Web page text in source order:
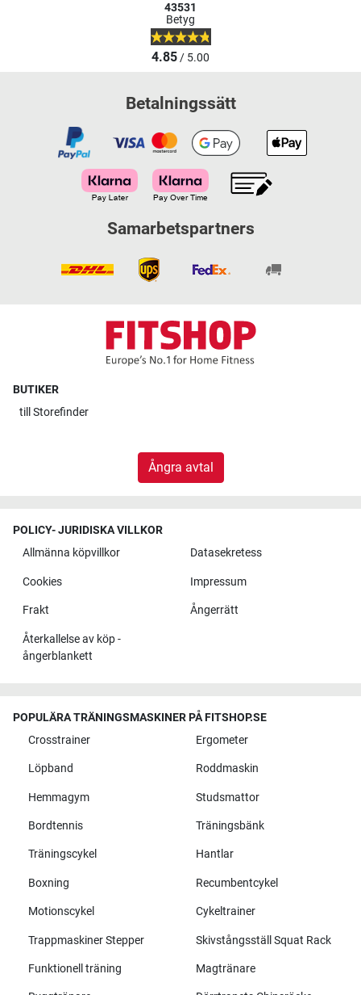
43531
Betyg
4.85/ 5.00
Betalningssätt
Samarbetspartners
BUTIKER
till Storefinder
Ångra avtal
POLICY- JURIDISKA VILLKOR
Allmänna köpvillkor
Datasekretess
Cookies Impressum
Frakt Ångerrätt
Återkallelse av köp -
ångerblankett
POPULÄRA TRÄNINGSMASKINER PÅ FITSHOP.SE
Crosstrainer
Ergometer
Löpband Roddmaskin
Hemmagym Studsmattor
Bordtennis Träningsbänk
Träningscykel Hantlar
Boxning Recumbentcykel
Motionscykel Cykeltrainer
Trappmaskiner Stepper Skivstångsställ Squat Rack
Funktionell träning Magtränare